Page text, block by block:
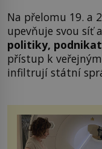
Na přelomu 19. a
upevňuje svou síť
politiky,
přístup k
infiltrují státní